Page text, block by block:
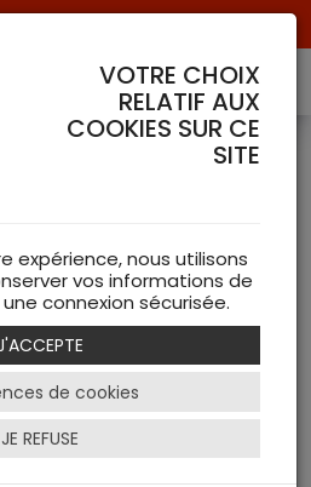
LA MARQUE
FRITZMANN
VOTRE CHOIX
RELATIF AUX
COOKIES SUR CE
SITE
expérience, nous utilisons
vos informations de
connexion sécurisée.
de cookies
JE REFUSE